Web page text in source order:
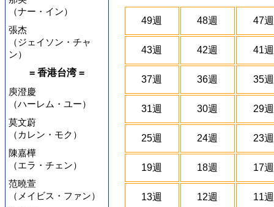
（ナー・イン）
張杰
（ジェイソン・チャ
ン）
= 香港台湾 =
庾澄慶
（ハーレム・ユー）
莫文蔚
（カレン・モク）
陳嘉樺
（エラ・チェン）
范曉萱
（メイビス・ファン）
49週 48週 47週
43週 42週 41週
37週 36週 35週
31週 30週 29週
25週 24週 23週
19週 18週 17週
13週 12週 11週